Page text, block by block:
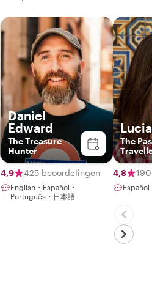
Daniel
Edward
The Treasure
Hunter
4,9 425 beoordelingen
English・Español・
Português・日本語
The
4,8